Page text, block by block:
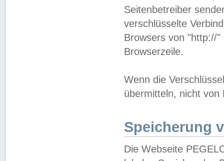
Seitenbetreiber
verschlüsselte
Browsers von "http://
Browserzeile.
Wenn die
übermitteln, nicht von
Speicherung
Die Webseite